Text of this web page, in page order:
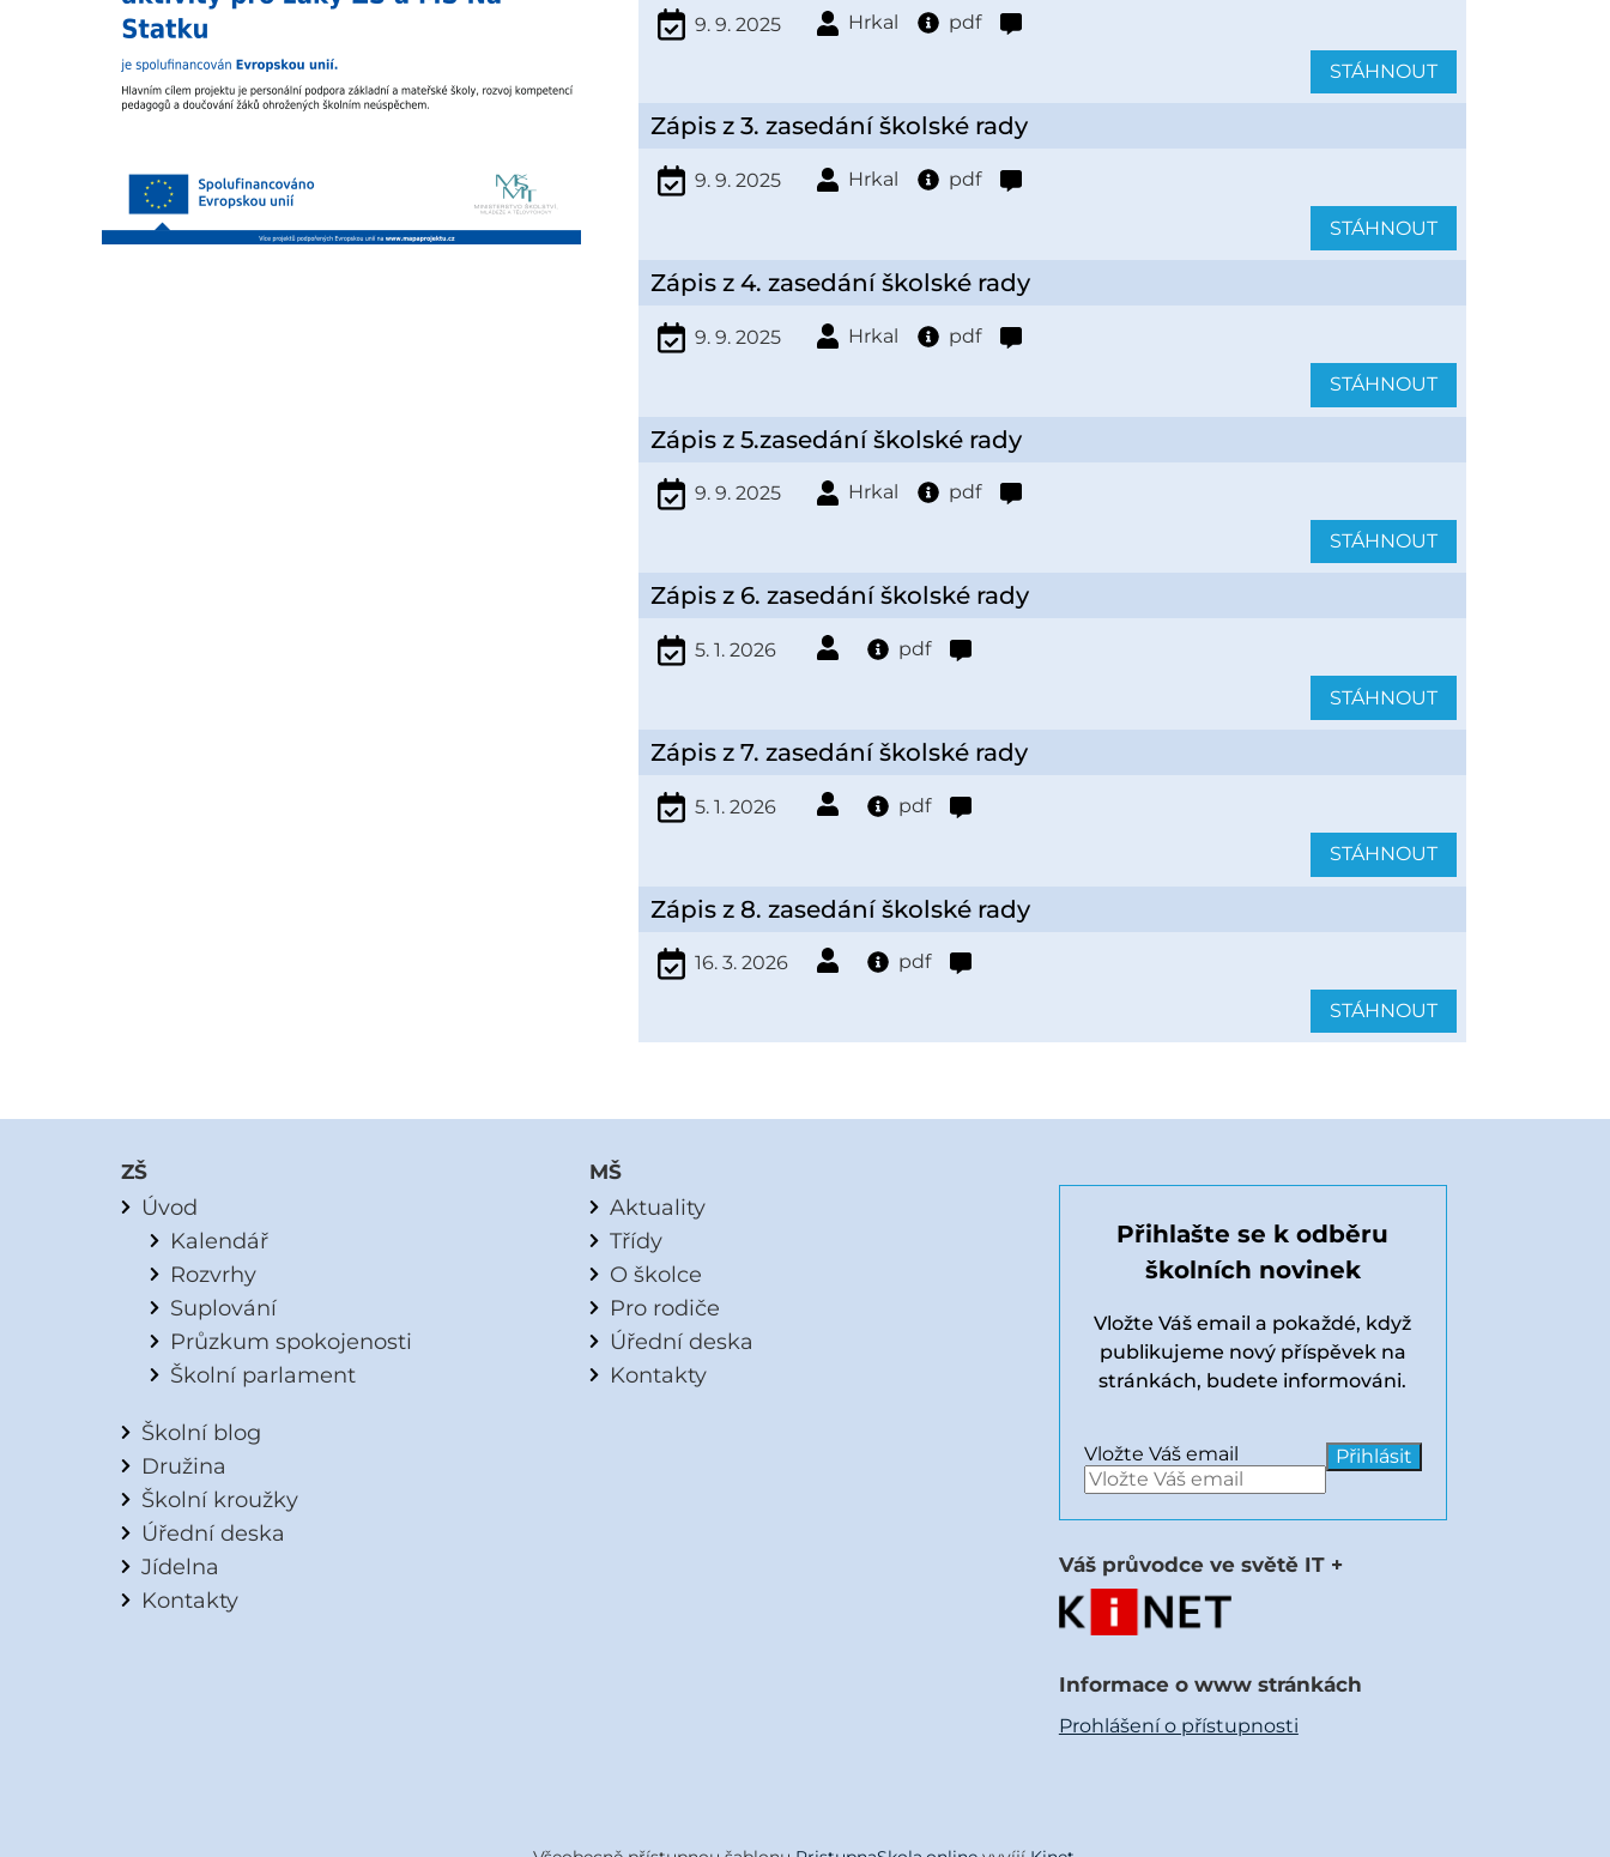
9. 9. 2025 Hrkal pdf
STÁHNOUT
Zápis z 3. zasedání školské rady
9. 9. 2025 Hrkal pdf
STÁHNOUT
Zápis z 4. zasedání školské rady
9. 9. 2025 Hrkal pdf
STÁHNOUT
Zápis z 5.zasedání školské rady
9. 9. 2025 Hrkal pdf
STÁHNOUT
Zápis z 6. zasedání školské rady
5. 1. 2026 pdf
STÁHNOUT
Zápis z 7. zasedání školské rady
5. 1. 2026 pdf
STÁHNOUT
Zápis z 8. zasedání školské rady
16. 3. 2026 pdf
STÁHNOUT
ZŠ
Úvod
Kalendář
Rozvrhy
Suplování
Průzkum spokojenosti
Školní parlament
Školní blog
Družina
Školní kroužky
Úřední deska
Jídelna
Kontakty
MŠ
Aktuality
Třídy
O školce
Pro rodiče
Úřední deska
Kontakty
Přihlašte se k odběru
školních novinek
Vložte Váš email a pokaždé, když
publikujeme nový příspěvek na
stránkách, budete informováni.
Vložte Váš email
Váš průvodce ve světě IT +
Informace o www stránkách
Prohlášení o přístupnosti